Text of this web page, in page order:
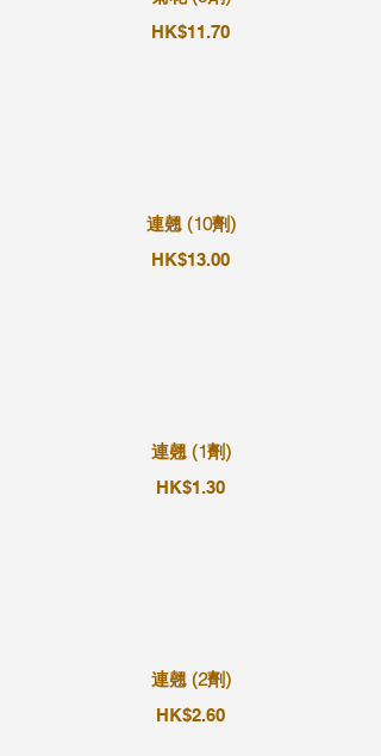
HK$11.70
連翹 (10劑)
HK$13.00
連翹 (1劑)
HK$1.30
連翹 (2劑)
HK$2.60